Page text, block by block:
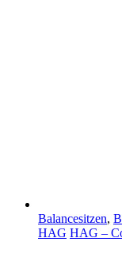
Balancesitzen,
HAG HAG –